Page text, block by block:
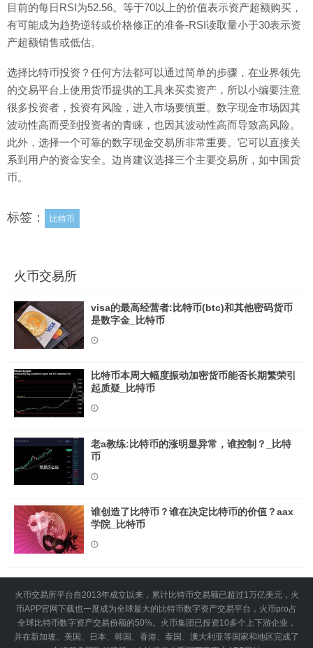
目前的每日RSI为52.56。等于70以上的价值表示资产超额购买，
有可能成为趋势逆转或价格修正的准备-RSI读取量小于30表示资
产超额销售或低估。
选择比特币投资？任何方法都可以通过简单的步骤，在业界领先
的交易平台上使用货币提供的工具来买卖资产，所以小编要注意
很多投资者，投资有风险，进入市场要慎重。数字现金市场因其
波动性高而受到投资者的青睐，也因其波动性高而导致高风险。
此外，选择一个可靠的数字现金交易所非常重要。它可以直接关
系到用户的资金安全。边肖建议选择三个主要交易所，如中国货
币。
标签： 比特币
火币交易所
visa的最高经营者:比特币(btc)和其他密码货币
是数字金_比特币
比特币本周大幅度振动加密货币能否长期繁荣引
起质疑_比特币
老a教练:比特币的涨明显异常，谁控制？_比特
币
谁创造了比特币？谁在决定比特币的价值？aax
学院_比特币
火币交易所平台自2013年成立以来，累计比特币交易额已超过1万亿美元，火
币APP官网下载也一度成为全球最大的比特币数字资产交易平台，火币pro占
全球比特币数字资产交易份额的50%。火币集团已投资10多个上下游企业，
并在新加坡、美国、日本、韩国、香港、泰国、澳大利亚等国家和地区完成了